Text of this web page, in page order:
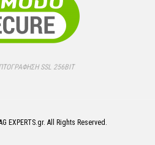
SSL 256BIT
EXPERTS.gr. All Rights Reserved.